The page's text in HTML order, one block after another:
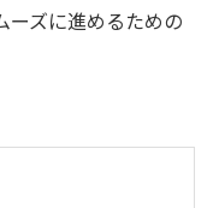
ーズに進めるための